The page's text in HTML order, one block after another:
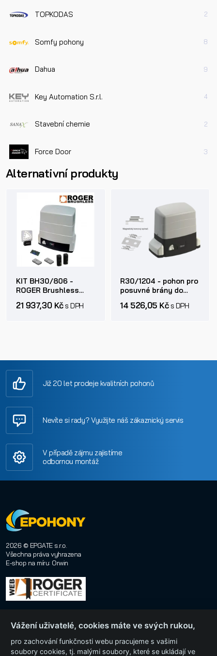
TOPKODAS 2
Somfy pohony 8
Dahua 9
Key Automation S.r.l. 4
Stavební chemie 2
Force Door 3
Alternativní produkty
KIT BH30/806 -
ROGER Brushless
bran do 800 - 1000kg
21 937,30 Kčs DPH
R30/1204 - pohon pro
posuvné brány do
14 526,05 Kčs DPH
Již 20 let prodeje kvalitních pohonů
Nevíte si rady? Využijte náš zákaznický servis
V případě zájmu zajistíme
odbornou montáž
2026 © EPGATE s.r.o.
Všechna práva vyhrazena
E-shop na míru: Orwin
Vážení uživatelé, cookies máte ve svých rukou,
pro zachování funkčnosti webu pracujeme s vašimi
soubory cookies, tj. malými soubory, které se ukládají ve